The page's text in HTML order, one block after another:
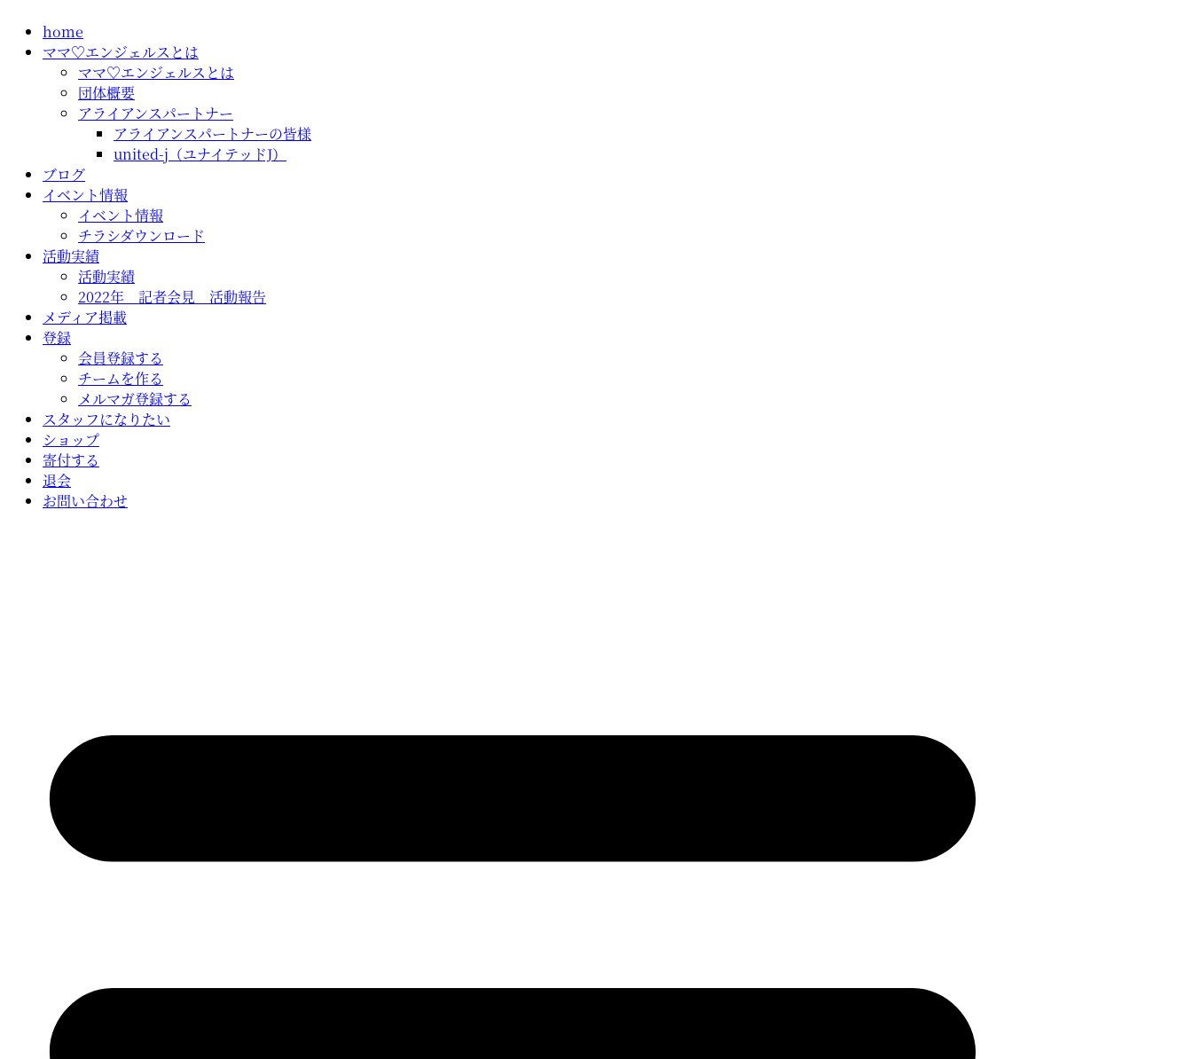
home
ママ♡エンジェルスとは
ママ♡エンジェルスとは
団体概要
アライアンスパートナー
アライアンスパートナーの皆様
united-j（ユナイテッドJ）
ブログ
イベント情報
イベント情報
チラシダウンロード
活動実績
活動実績
2022年 記者会見 活動報告
メディア掲載
登録
会員登録する
チームを作る
メルマガ登録する
スタッフになりたい
ショップ
寄付する
退会
お問い合わせ